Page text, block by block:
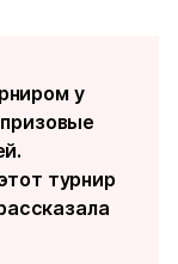
у
турнир